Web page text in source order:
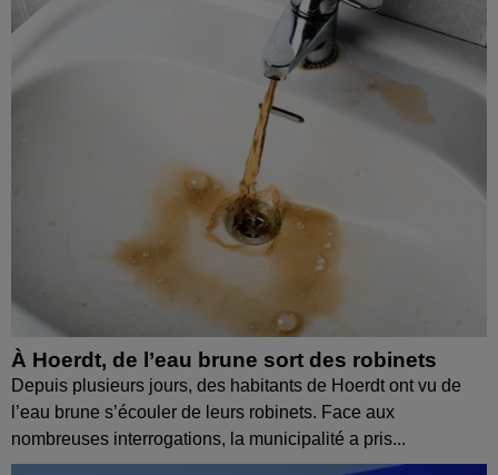
À Hoerdt, de l’eau brune sort des robinets
Depuis plusieurs jours, des habitants de Hoerdt ont vu de
l’eau brune s’écouler de leurs robinets. Face aux
nombreuses interrogations, la municipalité a pris...